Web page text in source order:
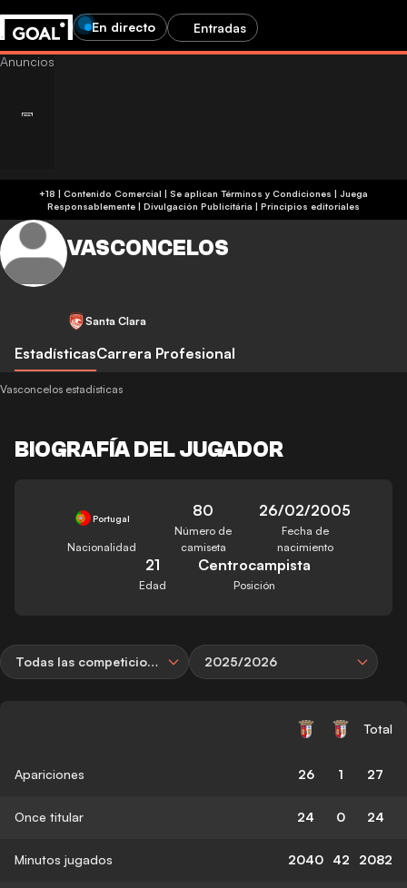
En directo Entradas
+18 | Contenido Comercial | Se aplican Términos y Condiciones | Juega
Responsablemente | Divulgación Publicitária | Principios editoriales
VASCONCELOS
Santa Clara
EstadísticasCarrera Profesional
Vasconcelos estadísticas
BIOGRAFÍA DEL JUGADOR
Portugal
Nacionalidad
80
Número de
camiseta
26/02/2005
Fecha de
nacimiento
21
Edad
Centrocampista
Posición
Todas las competiciones 2025/2026
Total
Apariciones 26 1 27
Once titular 24 0 24
Minutos jugados 2040 42 2082